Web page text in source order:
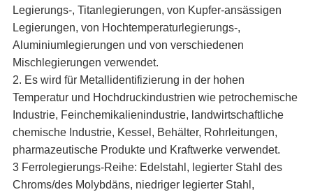
Legierungs-, Titanlegierungen, von Kupfer-ansässigen
Legierungen, von Hochtemperaturlegierungs-,
Aluminiumlegierungen und von verschiedenen
Mischlegierungen verwendet.
2. Es wird für Metallidentifizierung in der hohen
Temperatur und Hochdruckindustrien wie petrochemische
Industrie, Feinchemikalienindustrie, landwirtschaftliche
chemische Industrie, Kessel, Behälter, Rohrleitungen,
pharmazeutische Produkte und Kraftwerke verwendet.
3 Ferrolegierungs-Reihe: Edelstahl, legierter Stahl des
Chroms/des Molybdäns, niedriger legierter Stahl,